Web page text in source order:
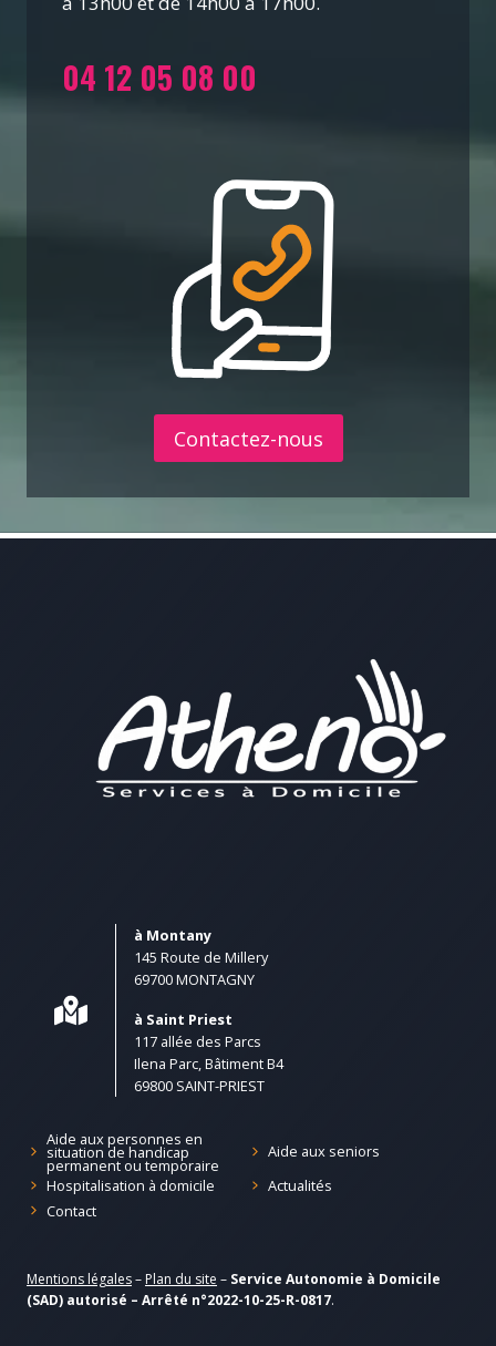
04 12 05 08 00
Contactez-nous
à Montany
145 Route de Millery
69700 MONTAGNY
à Saint Priest
117 allée des Parcs
Ilena Parc, Bâtiment B4
69800 SAINT-PRIEST
Aide aux personnes en
situation de handicap
permanent ou temporaire
Aide aux seniors
Hospitalisation à domicile
Actualités
Contact
Mentions légales– Plan du site – Service Autonomie à Domicile
(SAD) autorisé – Arrêté n°2022-10-25-R-0817.